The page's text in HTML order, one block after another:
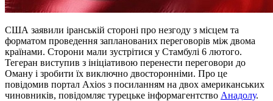
США заявили іранській стороні про незгоду з місцем та
форматом проведення запланованих переговорів між двома
країнами. Сторони мали зустрітися у Стамбулі 6 лютого.
Тегеран виступив з ініціативою перенести переговори до
Оману і зробити їх виключно двосторонніми. Про це
повідомив портал Axios з посиланням на двох американських
чиновників, повідомляє турецьке інформагентство Анадолу.